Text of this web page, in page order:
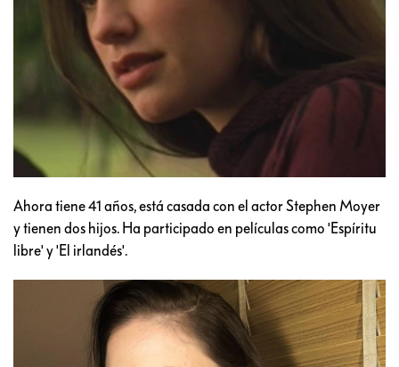
Ahora tiene 41 años, está casada con el actor Stephen Moyer
y tienen dos hijos. Ha participado en películas como 'Espíritu
libre' y 'El irlandés'.